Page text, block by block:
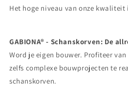
Het hoge niveau van onze
GABIONA® - Schanskorven: De
Word je eigen bouwer. Profiteer
zelfs complexe bouwprojecten te
schanskorven.